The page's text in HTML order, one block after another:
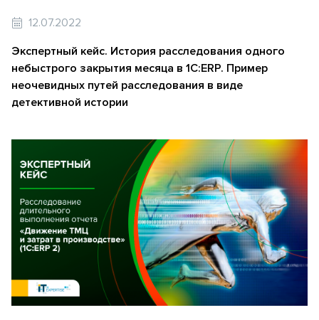
12.07.2022
Экспертный кейс. История расследования одного
небыстрого закрытия месяца в 1C:ERP. Пример
неочевидных путей расследования в виде
детективной истории